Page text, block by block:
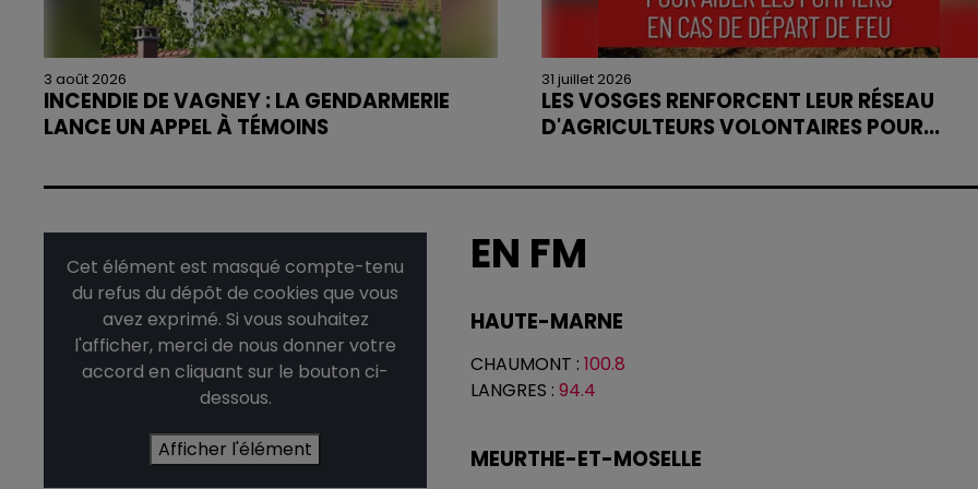
3 août 2026
INCENDIE DE VAGNEY : LA GENDARMERIE
LANCE UN APPEL À TÉMOINS
quartier résidentiel, avait détruit deux habitations et
personnes.
31 juillet 2026
LES VOSGES RENFORCENT LEUR RÉSEAU
D'AGRICULTEURS VOLONTAIRES POUR...
feu, la Chambre d'agriculture des Vosges a lancé
aide...
Cet élément est masqué compte-tenu
du refus du dépôt de cookies que vous
avez exprimé. Si vous souhaitez
l'afficher, merci de nous donner votre
accord en cliquant sur le bouton ci-
dessous.
Afficher l'élément
EN FM
HAUTE-MARNE
CHAUMONT : 100.8
LANGRES : 94.4
MEURTHE-ET-MOSELLE